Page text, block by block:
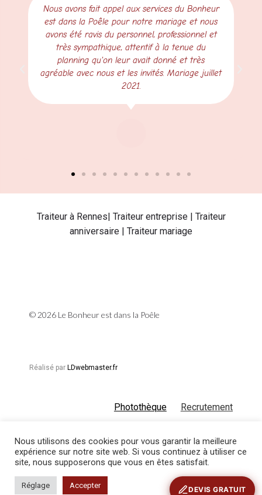
Nous avons fait appel aux services du Bonheur
est dans la Poêle pour notre mariage et nous
avons été ravis du personnel, professionnel et
très sympathique, attentif à la tenue du
planning qu'on leur avait donné et très
agréable avec nous et les invités. Mariage juillet
2021.
Traiteur à Rennes| Traiteur entreprise | Traiteur
anniversaire | Traiteur mariage
© 2026 Le Bonheur est dans la Poêle
Réalisé par LDwebmaster.fr
Photothèque Recrutement
Conditions générales de vente
Mentions
légales
Nous utilisons des cookies pour vous garantir la meilleure
expérience sur notre site web. Si vous continuez à utiliser ce
site, nous supposerons que vous en êtes satisfait.
Réglage Accepter DEVIS GRATUIT